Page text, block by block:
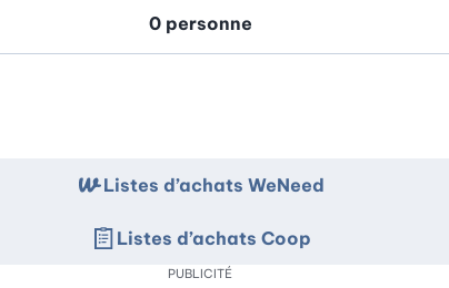
Listes d’achats WeNeed
Listes d’achats Coop
PUBLICITÉ